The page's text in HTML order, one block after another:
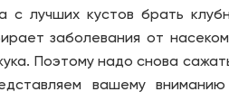
с лучших кустов брать
заболевания от
Поэтому надо снова
вашему